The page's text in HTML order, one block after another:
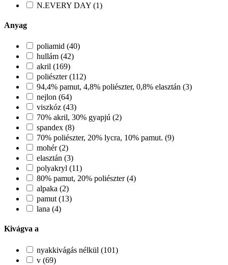
N.EVERY DAY (1)
Anyag
poliamid (40)
hullám (42)
akril (169)
poliészter (112)
94,4% pamut, 4,8% poliészter, 0,8% elasztán (3)
nejlon (64)
viszkóz (43)
70% akril, 30% gyapjú (2)
spandex (8)
70% poliészter, 20% lycra, 10% pamut. (9)
mohér (2)
elasztán (3)
polyakryl (11)
80% pamut, 20% poliészter (4)
alpaka (2)
pamut (13)
lana (4)
Kivágva a
nyakkivágás nélkül (101)
v (69)